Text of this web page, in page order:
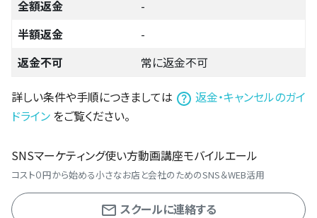
全額返金
-
半額返金
-
返金不可
常に返金不可
詳しい条件や手順につきましては
返金・キャンセルのガイ
ドライン をご覧ください。
SNSマーケティング使い方動画講座モバイルエール
コスト０円から始める小さなお店と会社のためのSNS＆WEB活用
スクールに連絡する